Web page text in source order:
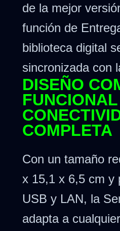
de la mejor
función de
biblioteca digital
sincronizada con
DISEÑO
COMPLETA
Con un tamaño
x 15,1 x 6,5 cm y
USB y LAN, la
adapta a